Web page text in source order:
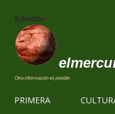
Subscribe
Otra información es posible
PRIMERA